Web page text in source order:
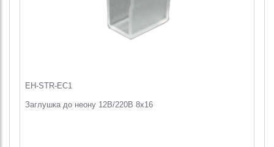
EH-STR-EC1
Заглушка до неону 12В/220В 8х16